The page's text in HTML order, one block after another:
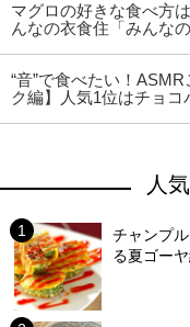
マグロの好きな食べ方
んなの衣食住「みんな
“音”で食べたい！
ク編】人気1位はチョコ
人
チャンプ
る夏ゴー